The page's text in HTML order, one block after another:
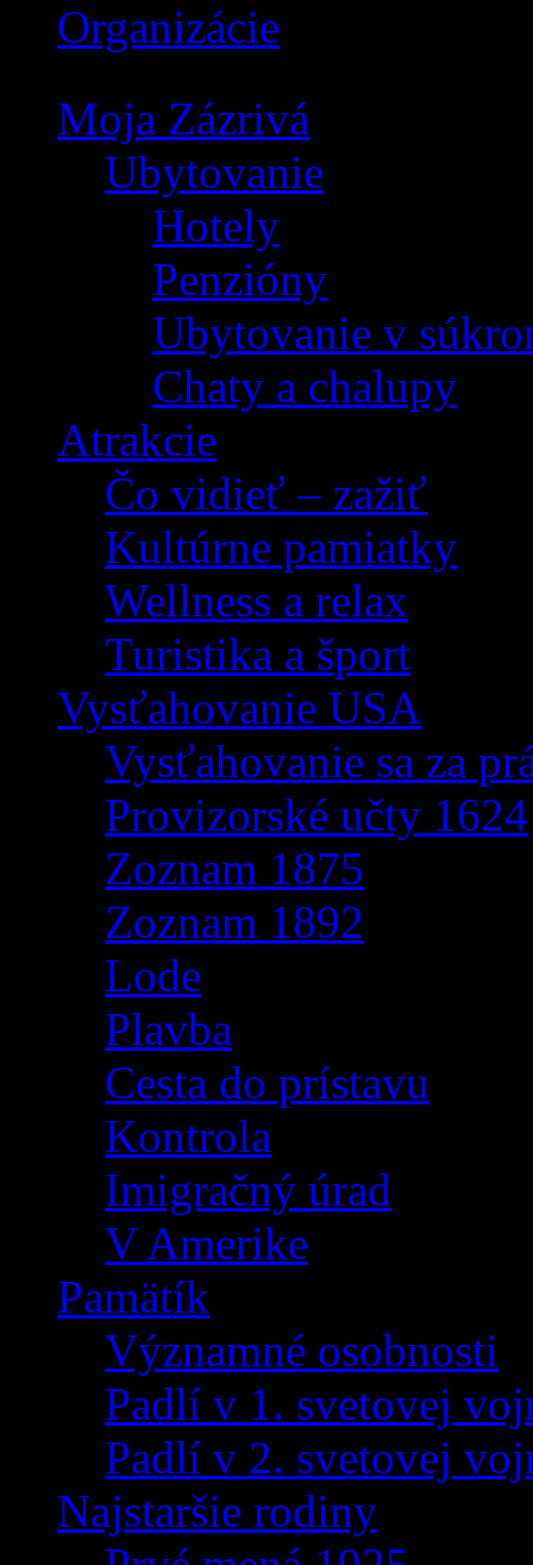
Organizácie
Moja Zázrivá
Ubytovanie
Hotely
Penzióny
Ubytovanie v
Chaty a chalupy
Atrakcie
Čo vidieť – zažiť
Kultúrne pamiatky
Wellness a relax
Turistika a šport
Vysťahovanie USA
Vysťahovanie sa za
Provizorské učty 1624
Zoznam 1875
Zoznam 1892
Lode
Plavba
Cesta do prístavu
Kontrola
Imigračný úrad
V Amerike
Pamätík
Významné osobnosti
Padlí v 1. svetovej
Padlí v 2. svetovej
Najstaršie rodiny